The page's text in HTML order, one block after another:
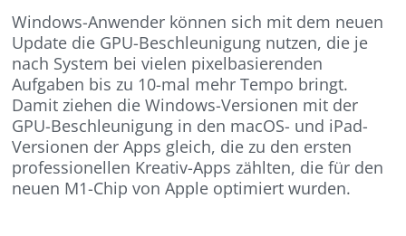
Windows-Anwender können sich mit dem neuen
Update die GPU-Beschleunigung nutzen, die je
nach System bei vielen pixelbasierenden
Aufgaben bis zu 10-mal mehr Tempo bringt.
Damit ziehen die Windows-Versionen mit der
GPU-Beschleunigung in den macOS- und iPad-
Versionen der Apps gleich, die zu den ersten
professionellen Kreativ-Apps zählten, die für den
neuen M1-Chip von Apple optimiert wurden.